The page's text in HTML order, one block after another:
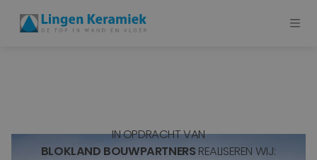
IN OPDRACHT VAN
BLOKLAND BOUWPARTNERSREALISEREN WIJ: